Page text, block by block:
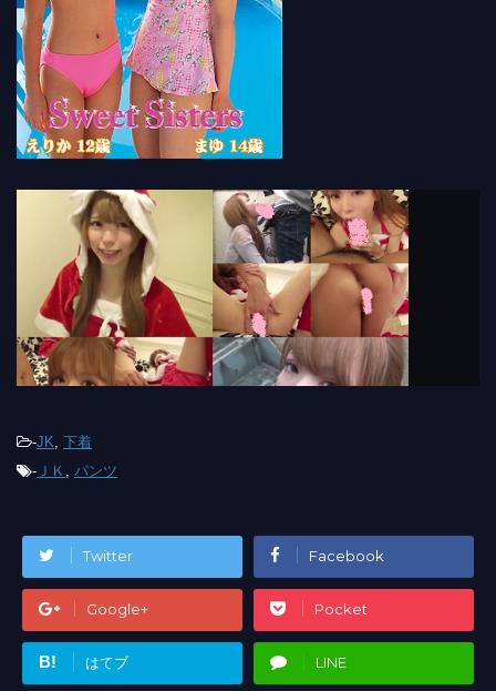
-JK 下着
- ＪＫ パンツ
Twitter Facebook
Google+ Pocket
B! はてブ LINE